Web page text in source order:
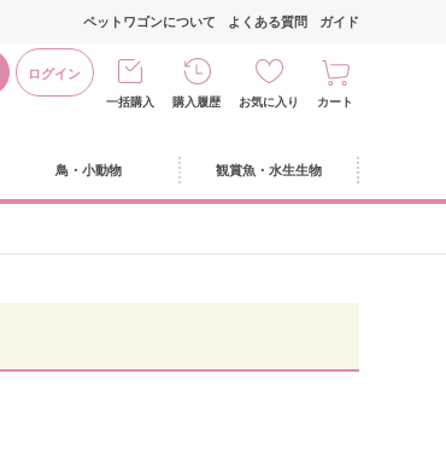
ログイン
ペットワゴンについて よくある質問 ガイド
一括購入 購入履歴 お気に入り カート
鳥・小動物 観賞魚・水生生物